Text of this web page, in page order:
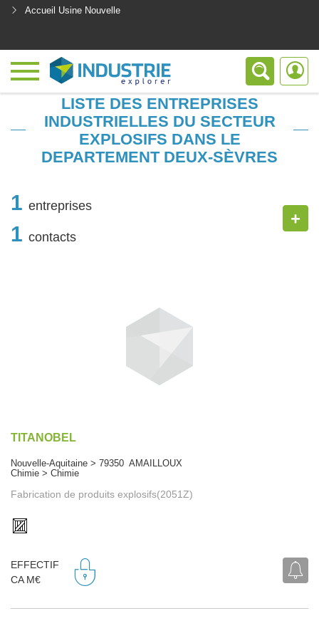
Accueil Usine Nouvelle
LISTE DES ENTREPRISES
INDUSTRIELLES DU SECTEUR
EXPLOSIFS DANS LE
DEPARTEMENT DEUX-SÈVRES
1 entreprises
1 contacts
+
TITANOBEL
Nouvelle-Aquitaine > 79350 AMAILLOUX
Chimie > Chimie
Fabrication de produits explosifs(2051Z)
EFFECTIF
CA M€